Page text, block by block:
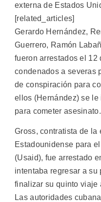
externa de Estados
[related_articles]
Gerardo Hernández,
Guerrero, Ramón
fueron arrestados el 12
condenados a severas
de conspiración para
ellos (Hernández) se
para cometer asesinato.
Gross, contratista de la
Estadounidense para
(Usaid), fue arrestado
intentaba regresar a su
finalizar su quinto viaje
Las autoridades